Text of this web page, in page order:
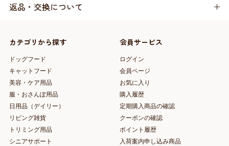
返品・交換について
カテゴリから探す
ドッグフード
キャットフード
美容・ケア用品
服・おさんぽ用品
日用品（デイリー）
リビング雑貨
トリミング用品
シニアサポート
会員サービス
ログイン
会員ページ
お気に入り
購入履歴
定期購入商品の確認
クーポンの確認
ポイント履歴
入荷案内申し込み商品